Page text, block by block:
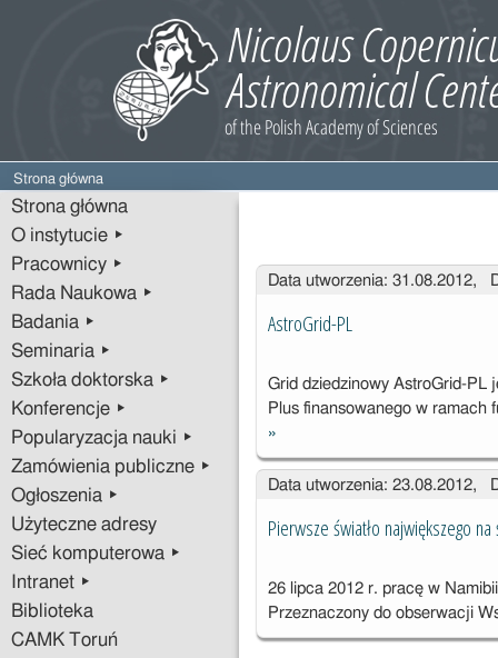
Strona główna
Strona główna
O instytucie ▸
Pracownicy ▸
Rada Naukowa ▸
Badania ▸
Seminaria ▸
Szkoła doktorska ▸
Konferencje ▸
Popularyzacja nauki ▸
Zamówienia publiczne ▸
Ogłoszenia ▸
Użyteczne adresy
Sieć komputerowa ▸
Intranet ▸
Biblioteka
CAMK Toruń
Wpisy
Data utworzenia: 31.08.2012,
AstroGrid-PL
Grid dziedzinowy AstroGrid-PL
Plus finansowanego w
AstroGrid-PL
»
Data utworzenia: 23.08.2012,
Pierwsze światło największego
26 lipca 2012 r. pracę w
Przeznaczony do obserwacji